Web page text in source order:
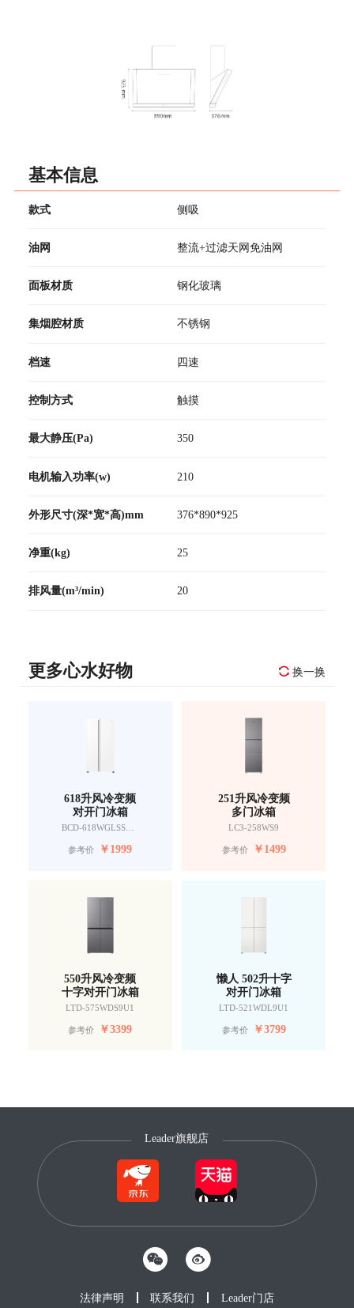
基本信息
款式 侧吸
油网 整流+过滤天网免油网
面板材质 钢化玻璃
集烟腔材质 不锈钢
档速 四速
控制方式 触摸
最大静压(Pa) 350
电机输入功率(w) 210
外形尺寸(深*宽*高)mm 376*890*925
净重(kg) 25
排风量(m³/min) 20
更多心水好物 换一换
618升风冷变频
对开门冰箱
BCD-618WGLSSEDW9
参考价 ￥1999
251升风冷变频
多门冰箱
LC3-258WS9
参考价 ￥1499
550升风冷变频
十字对开门冰箱
LTD-575WDS9U1
参考价 ￥3399
懒人 502升十字
对开门冰箱
LTD-521WDL9U1
参考价 ￥3799
Leader旗舰店
法律声明 联系我们 Leader门店